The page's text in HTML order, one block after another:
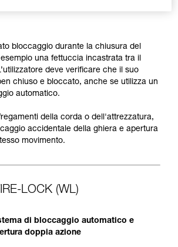
bloccaggio durante la chiusura del
una fettuccia incastrata tra il
deve verificare che il suo
chiuso e bloccato, anche se utilizza un
automatico.
della corda o dell'attrezzatura,
accidentale della ghiera e apertura
movimento.
LOCK (WL)
di bloccaggio automatico e
doppia azione